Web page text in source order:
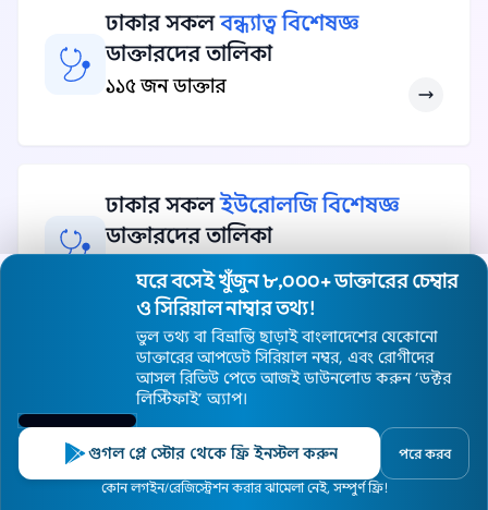
ঢাকার সকলবন্ধ্যাত্ব বিশেষজ্ঞ
ডাক্তারদের তালিকা
১১৫ জন ডাক্তার
ঢাকার সকলইউরোলজি বিশেষজ্ঞ
ডাক্তারদের তালিকা
১১১ জন ডাক্তার
ঢাকার সকল বিশেষজ্ঞ ডাক্তার দেখুন
ডাক্তার হাসপাতাল বিশেষজ্ঞ
ঘরে বসেই খুঁজুন ৮,০০০+ ডাক্তারের চেম্বার
ও সিরিয়াল নাম্বার তথ্য!
ভুল তথ্য বা বিভ্রান্তি ছাড়াই বাংলাদেশের যেকোনো
ডাক্তারের আপডেট সিরিয়াল নম্বর, এবং রোগীদের
আসল রিভিউ পেতে আজই ডাউনলোড করুন ’ডক্টর
লিস্টিফাই’ অ্যাপ।
গুগল প্লে স্টোর থেকে ফ্রি ইনস্টল করুন পরে করব
কোন লগইন/রেজিস্ট্রেশন করার ঝামেলা নেই, সম্পুর্ণ ফ্রি!